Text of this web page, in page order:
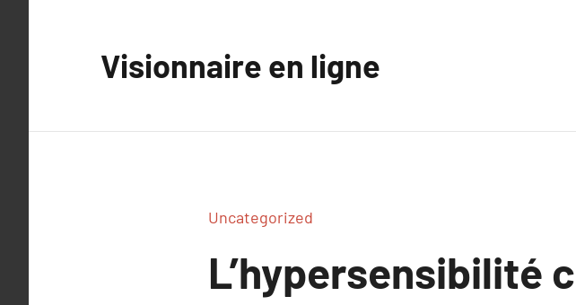
Visionnaire en ligne
Uncategorized
L’hypersensibilité